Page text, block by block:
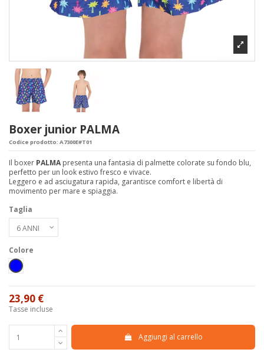
Boxer junior PALMA
Codice prodotto: A7300E#T01
Il boxer PALMA presenta una fantasia di palmette colorate su fondo blu,
perfetto per un look estivo fresco e vivace.
Leggero e ad asciugatura rapida, garantisce comfort e libertà di
movimento per mare e spiaggia.
Taglia
Colore
Blu
23,90 €
Tasse incluse
Aggiungi al carrello